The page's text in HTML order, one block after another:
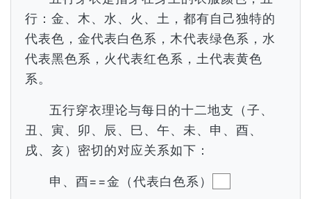
行：金、木、水、火、土，都有自己独特的
代表色，金代表白色系，木代表绿色系，水
代表黑色系，火代表红色系，土代表黄色
系。
五行穿衣理论与每日的十二地支（子、
丑、寅、卯、辰、巳、午、未、申、酉、
戌、亥）密切的对应关系如下：
申、酉==金（代表白色系）